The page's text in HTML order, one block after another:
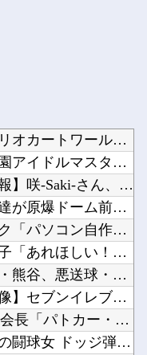
『マリオカートワールド』はどうすればよかったのか…他
【学園アイドルマスター】一番くじ「学園アイドルマスター Part7」12月発売決定他
【悲報】咲-Saki-さん、もうおっぱいがめちゃくちゃ他
「私達が原爆ドーム前をあけ渡せば核戦争が始まってしまう」と訴える市民団体、それを聞いた被爆...
オタク「パソコン自作できます」DQN「自分で車やバイクいじれます」他
甥っ子「あれほしい！！（俺のSwitch）」親父「いいよおじちゃんからもらってきな！それい...
阪神・熊谷、悪送球・ラリアット・追いついてスルーのトリプルコンボ他
【画像】セブンイレブン、ついに神商品を販売他
NHK会長「パトカー・消防車からの受信料徴収、猛反発が凄いので検討し直します…」他
『炎の闘球女 ドッジ弾子』最新8巻まですべて「50％ポイント還元」セール！3,505円分返...